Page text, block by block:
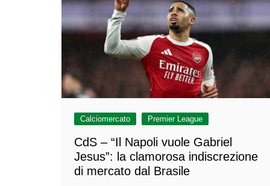
Calciomercato Premier League
CdS – “Il Napoli vuole Gabriel
Jesus”: la clamorosa indiscrezione
di mercato dal Brasile